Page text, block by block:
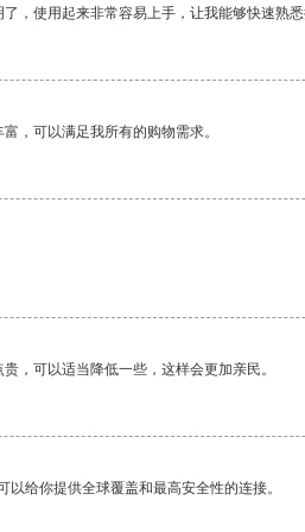
，使用起来非常容易上手，让我能够快速熟
，可以满足我所有的购物需求。
，可以适当降低一些，这样会更加亲民。
以给你提供全球覆盖和最高安全性的连接。